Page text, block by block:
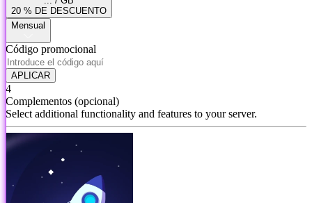
20 % DE DESCUENTO
Mensual
Código promocional
APLICAR
4
Complementos (opcional)
Select additional functionality and features to your server.